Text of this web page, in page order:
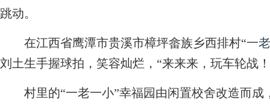
跳动。
在江西省鹰潭市贵溪市樟坪畲族乡西排村“一
刘土生手握球拍，笑容灿烂，“来来来，玩车轮战
村里的“一老一小”幸福园由闲置校舍改造而成